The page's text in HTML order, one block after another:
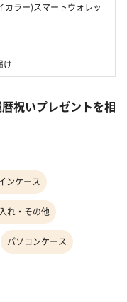
カラー)スマートウォレッ
け
祝いプレゼントを相
ンケース
れ・その他
パソコンケース